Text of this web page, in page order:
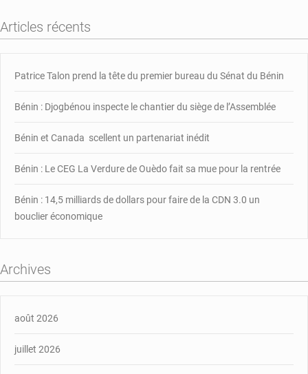
Articles récents
Patrice Talon prend la tête du premier bureau du Sénat du Bénin
Bénin : Djogbénou inspecte le chantier du siège de l’Assemblée
Bénin et Canada scellent un partenariat inédit
Bénin : Le CEG La Verdure de Ouèdo fait sa mue pour la rentrée
Bénin : 14,5 milliards de dollars pour faire de la CDN 3.0 un
bouclier économique
Archives
août 2026
juillet 2026